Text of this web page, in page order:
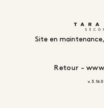
Site en
Retour -
v. 3.16.0